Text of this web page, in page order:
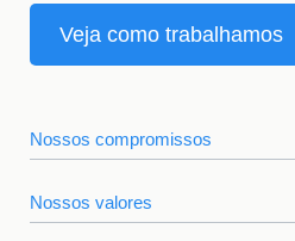
Veja como trabalhamos
Nossos compromissos
Nossos valores